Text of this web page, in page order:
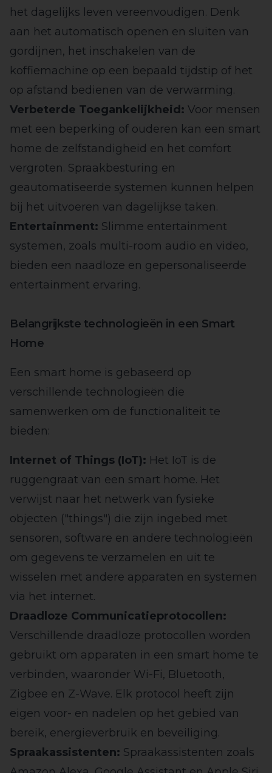
het dagelijks leven vereenvoudigen. Denk
aan het automatisch openen en sluiten van
gordijnen, het inschakelen van de
koffiemachine op een bepaald tijdstip of het
op afstand bedienen van de verwarming.
Verbeterde Toegankelijkheid: Voor mensen
met een beperking of ouderen kan een smart
home de zelfstandigheid en het comfort
vergroten. Spraakbesturing en
geautomatiseerde systemen kunnen helpen
bij het uitvoeren van dagelijkse taken.
Entertainment: Slimme entertainment
systemen, zoals multi-room audio en video,
bieden een naadloze en gepersonaliseerde
entertainment ervaring.
Belangrijkste technologieën in een Smart
Home
Een smart home is gebaseerd op
verschillende technologieën die
samenwerken om de functionaliteit te
bieden:
Internet of Things (IoT): Het IoT is de
ruggengraat van een smart home. Het
verwijst naar het netwerk van fysieke
objecten ("things") die zijn ingebed met
sensoren, software en andere technologieën
om gegevens te verzamelen en uit te
wisselen met andere apparaten en systemen
via het internet.
Draadloze Communicatieprotocollen:
Verschillende draadloze protocollen worden
gebruikt om apparaten in een smart home te
verbinden, waaronder Wi-Fi, Bluetooth,
Zigbee en Z-Wave. Elk protocol heeft zijn
eigen voor- en nadelen op het gebied van
bereik, energieverbruik en beveiliging.
Spraakassistenten: Spraakassistenten zoals